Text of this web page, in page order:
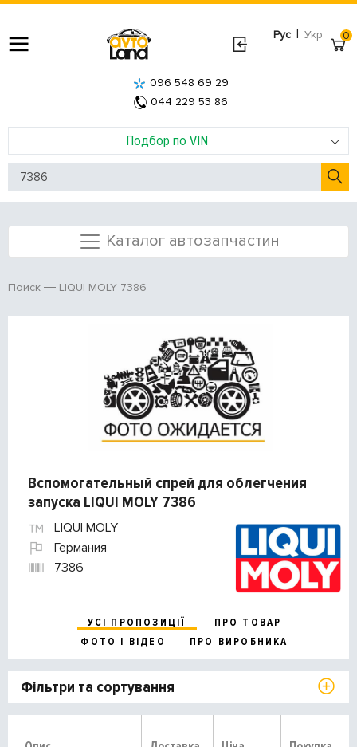
Рус | Укр
Подбор по VIN
096 548 69 29
044 229 53 86
0
Каталог автозапчастин
Поиск LIQUI MOLY 7386
Вспомогательный спрей для облегчения
запуска LIQUI MOLY 7386
LIQUI MOLY
Германия
7386
УСІ ПРОПОЗИЦІЇ
ПРО ТОВАР
ФОТО І ВІДЕО
ПРО ВИРОБНИКА
Фільтри та сортування